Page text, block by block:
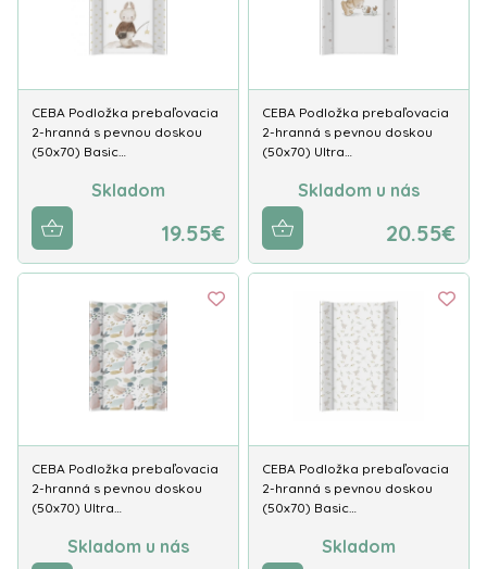
CEBA Podložka prebaľovacia
2-hranná s pevnou doskou
(50x70) Basic…
Skladom
19.55€
CEBA Podložka prebaľovacia
2-hranná s pevnou doskou
(50x70) Ultra…
Skladom u nás
20.55€
CEBA Podložka prebaľovacia
2-hranná s pevnou doskou
(50x70) Ultra…
Skladom u nás
CEBA Podložka prebaľovacia
2-hranná s pevnou doskou
(50x70) Basic…
Skladom